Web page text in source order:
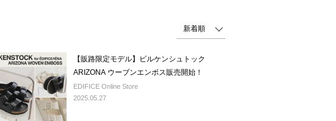
【販路限定モデル】ビルケンシュトック
ARIZONA ウーブンエンボス販売開始！
EDIFICE Online Store
2025.05.27